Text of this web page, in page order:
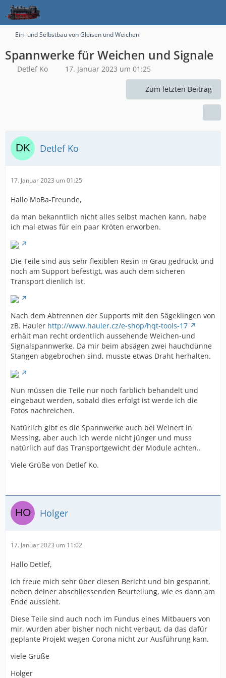
Ein- und Selbstbau von Gleisen und Weichen
Spannwerke für Weichen und Signale
Detlef Ko 17. Januar 2023 um 01:25
Zum letzten Beitrag
Detlef Ko
17. Januar 2023 um 01:25
Hallo MoBa-Freunde,
da man bekanntlich nicht alles selbst machen kann, habe
ich mal etwas für ein paar Kröten erworben.
Die Teile sind aus sehr flexiblen Resin in Grau gedruckt und
noch am Support befestigt, was auch dem sicheren
Transport dienlich ist.
Nach dem Abtrennen der Supports mit den Sägeklingen von
zB. Hauler http://www.hauler.cz/e-shop/hqt-tools-17
erhält man recht ordentlich aussehende Weichen-und
Signalspannwerke. Da mir beim absägen zwei hauchdünne
Stangen abgebrochen sind, musste etwas Draht herhalten.
Nun müssen die Teile nur noch farblich behandelt und
eingebaut werden, sobald dies erfolgt ist werde ich die
Fotos nachreichen.
Natürlich gibt es die Spannwerke auch bei Weinert in
Messing, aber auch ich werde nicht jünger und muss
natürlich auf das Transportgewicht der Module achten..
Viele Grüße von Detlef Ko.
Holger
17. Januar 2023 um 11:02
Hallo Detlef,
ich freue mich sehr über diesen Bericht und bin gespannt,
neben deiner abschliessenden Beurteilung, wie es dann am
Ende aussieht.
Diese Teile sind auch noch im Fundus eines Mitbauers von
mir, wurden aber bisher noch nicht verbaut, da das dafür
geplante Projekt wegen Corona nicht zur Ausführung kam.
viele Grüße
Holger